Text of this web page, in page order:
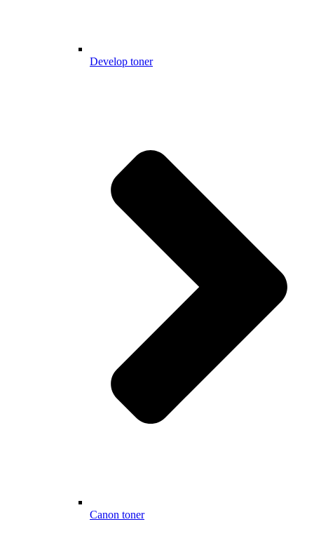
Develop toner
Canon toner